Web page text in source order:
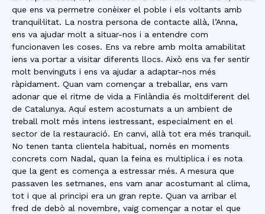
que ens va permetre conèixer el poble i els voltants amb
tranquil·litat. La nostra persona de contacte allà, l’Anna,
ens va ajudar molt a situar-nos i a entendre com
funcionaven les coses. Ens va rebre amb molta amabilitat
iens va portar a visitar diferents llocs. Això ens va fer sentir
molt benvinguts i ens va ajudar a adaptar-nos més
ràpidament. Quan vam començar a treballar, ens vam
adonar que el ritme de vida a Finlàndia és moltdiferent del
de Catalunya. Aquí estem acostumats a un ambient de
treball molt més intens iestressant, especialment en el
sector de la restauració. En canvi, allà tot era més tranquil.
No tenen tanta clientela habitual, només en moments
concrets com Nadal, quan la feina es multiplica i es nota
que la gent es comença a estressar més. A mesura que
passaven les setmanes, ens vam anar acostumant al clima,
tot i que al principi era un gran repte. Quan va arribar el
fred de debò al novembre, vaig començar a notar el que